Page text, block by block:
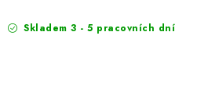
Skladem 3 - 5 pracovních dní